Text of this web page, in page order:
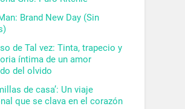
Brand New Day (Sin
de Tal vez: Tinta, trapecio y
íntima de un amor
del olvido
de casa’: Un viaje
que se clava en el corazón